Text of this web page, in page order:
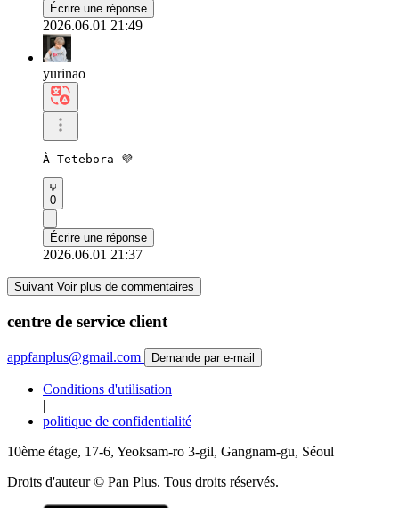
Écrire une réponse
2026.06.01 21:49
yurinao
À Tetebora 💜
0
Écrire une réponse
2026.06.01 21:37
Suivant Voir plus de commentaires
centre de service client
appfanplus@gmail.com Demande par e-mail
Conditions d'utilisation
|
politique de confidentialité
10ème étage, 17-6, Yeoksam-ro 3-gil, Gangnam-gu, Séoul
Droits d'auteur © Pan Plus. Tous droits réservés.